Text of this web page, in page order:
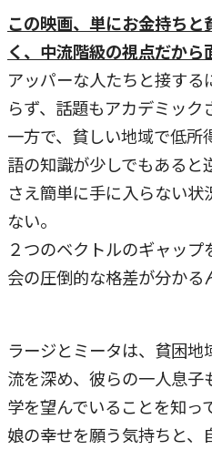
この映画、単にお金持ち
く、中流階級の視点だから
アッパーな人たちと接す
らず、話題もアカデミック
一方で、貧しい地域で低
語の知識が少しでもある
さえ簡単に手に入らない
ない。
２つのベクトルのギャッ
会の圧倒的な格差が分かる
ラージとミータは、貧困
流を深め、彼らの一人息
学を望んでいることを知っ
娘の幸せを願う気持ちと、